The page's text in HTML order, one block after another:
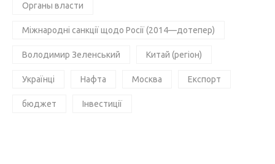
Органы власти
Міжнародні санкції щодо Росії (2014—дотепер)
Володимир Зеленський Китай (регіон)
Українці Нафта Москва Експорт
бюджет Інвестиції